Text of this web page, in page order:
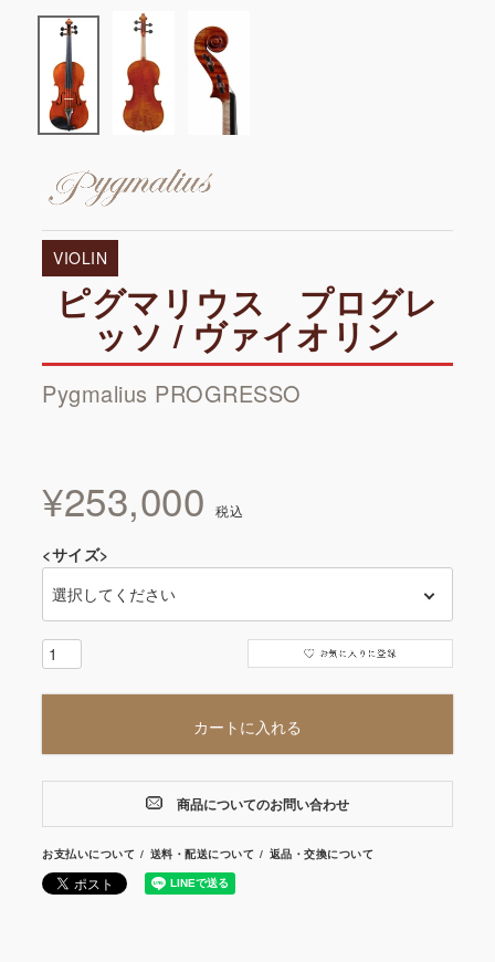
VIOLIN
ピグマリウス プログレ
ッソ / ヴァイオリン
Pygmalius PROGRESSO
¥253,000 税込
<サイズ>
カートに入れる
商品についてのお問い合わせ
お支払いについて 送料・配送について 返品・交換について